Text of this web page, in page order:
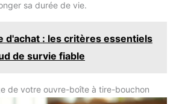
sa durée de vie.
d'achat : les critères essentiels
de survie fiable
de votre ouvre-boîte à tire-bouchon